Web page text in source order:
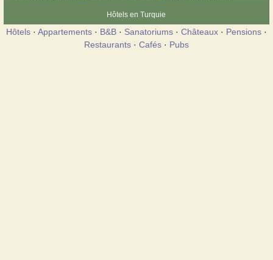
Hôtels en Turquie
Hôtels · Appartements · B&B · Sanatoriums · Châteaux · Pensions ·
Restaurants · Cafés · Pubs